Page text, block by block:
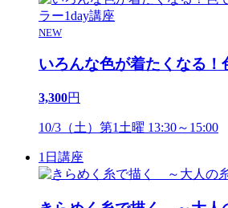
NEW
いろんな色が着たくなる！
3,300円
10/3（土）第1土曜 13:30～15:00
1日講座